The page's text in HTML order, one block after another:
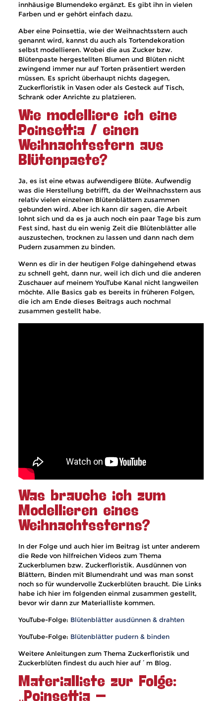
innhäusige Blumendeko ergänzt. Es gibt ihn in vielen
Farben und er gehört einfach dazu.
Aber eine Poinsettia, wie der Weihnachtsstern auch
genannt wird, kannst du auch als Tortendekoration
selbst modellieren. Wobei die aus Zucker bzw.
Blütenpaste hergestellten Blumen und Blüten nicht
zwingend immer nur auf Torten präsentiert werden
müssen. Es spricht überhaupt nichts dagegen,
Zuckerfloristik in Vasen oder als Gesteck auf Tisch,
Schrank oder Anrichte zu platzieren.
Wie modelliere ich eine
Poinsettia / einen
Weihnachtsstern aus
Blütenpaste?
Ja, es ist eine etwas aufwendigere Blüte. Aufwendig
was die Herstellung betrifft, da der Weihnachsstern aus
relativ vielen einzelnen Blütenblättern zusammen
gebunden wird. Aber ich kann dir sagen, die Arbeit
lohnt sich und da es ja auch noch ein paar Tage bis zum
Fest sind, hast du ein wenig Zeit die Blütenblätter alle
auszustechen, trocknen zu lassen und dann nach dem
Pudern zusammen zu binden.
Wenn es dir in der heutigen Folge dahingehend etwas
zu schnell geht, dann nur, weil ich dich und die anderen
Zuschauer auf meinem YouTube Kanal nicht langweilen
möchte. Alle Basics gab es bereits in früheren Folgen,
die ich am Ende dieses Beitrags auch nochmal
zusammen gestellt habe.
Was brauche ich zum
Modellieren eines
Weihnachtssterns?
In der Folge und auch hier im Beitrag ist unter anderem
die Rede von hilfreichen Videos zum Thema
Zuckerblumen bzw. Zuckerfloristik. Ausdünnen von
Blättern, Binden mit Blumendraht und was man sonst
noch so für wundervolle Zuckerblüten braucht. Die Links
habe ich hier im folgenden einmal zusammen gestellt,
bevor wir dann zur Materialliste kommen.
YouTube-Folge: Blütenblätter ausdünnen & drahten
YouTube-Folge: Blütenblätter pudern & binden
Weitere Anleitungen zum Thema Zuckerfloristik und
Zuckerblüten findest du auch hier auf´m Blog.
Materialliste zur Folge:
„Poinsettia –